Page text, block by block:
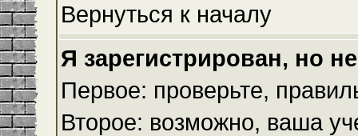
Вернуться к началу
Я зарегистрирован, но
Первое: проверьте,
Второе: возможно, ваша